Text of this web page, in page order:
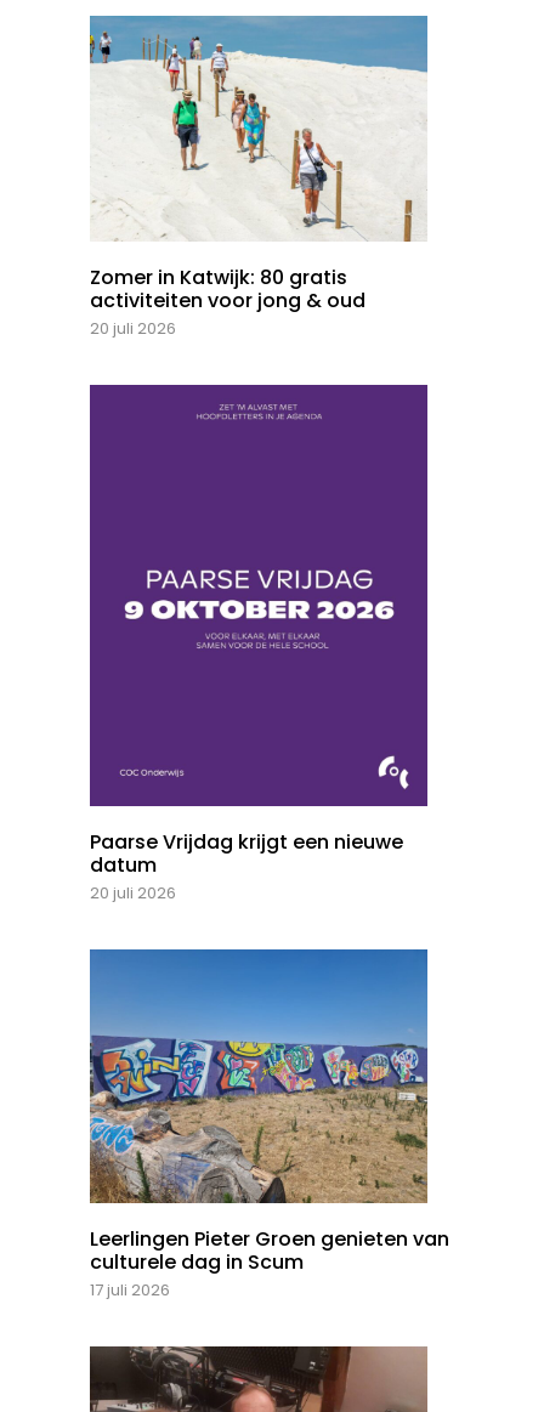
Zomer in Katwijk: 80 gratis
activiteiten voor jong & oud
20 juli 2026
Paarse Vrijdag krijgt een nieuwe
datum
20 juli 2026
Leerlingen Pieter Groen genieten van
culturele dag in Scum
17 juli 2026